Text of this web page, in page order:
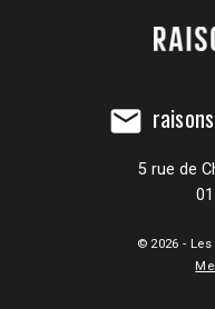
mail
5 rue de
© 2026 -